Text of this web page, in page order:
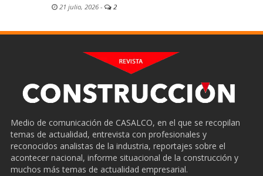
21 julio, 2026 - 2
Medio de comunicación de CASALCO, en el que se recopilan
temas de actualidad, entrevista con profesionales y
reconocidos analistas de la industria, reportajes sobre el
acontecer nacional, informe situacional de la construcción y
muchos más temas de actualidad empresarial.